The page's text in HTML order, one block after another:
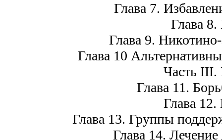
Глава 7.
Глава
Глава 9.
Глава 10
Часть III.
Глава 11.
Глава 12.
Глава 13. Группы
Глава 14.